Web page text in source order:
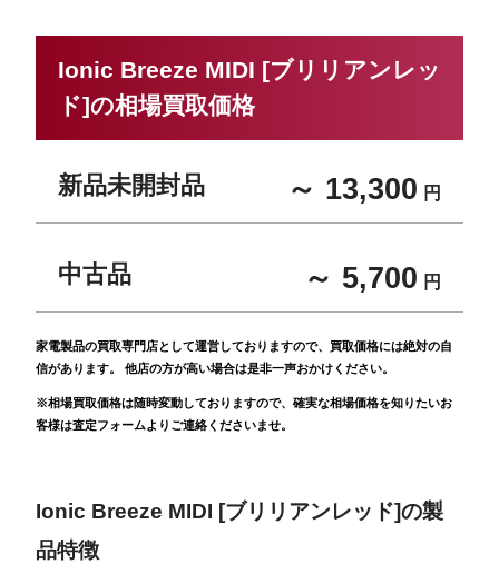
Ionic Breeze MIDI [ブリリアンレッ
ド]の相場買取価格
新品未開封品 ～ 13,300 円
中古品 ～ 5,700 円
家電製品の買取専門店として運営しておりますので、買取価格には絶対の自
信があります。 他店の方が高い場合は是非一声おかけください。
※相場買取価格は随時変動しておりますので、確実な相場価格を知りたいお
客様は査定フォームよりご連絡くださいませ。
Ionic Breeze MIDI [ブリリアンレッド]の製
品特徴